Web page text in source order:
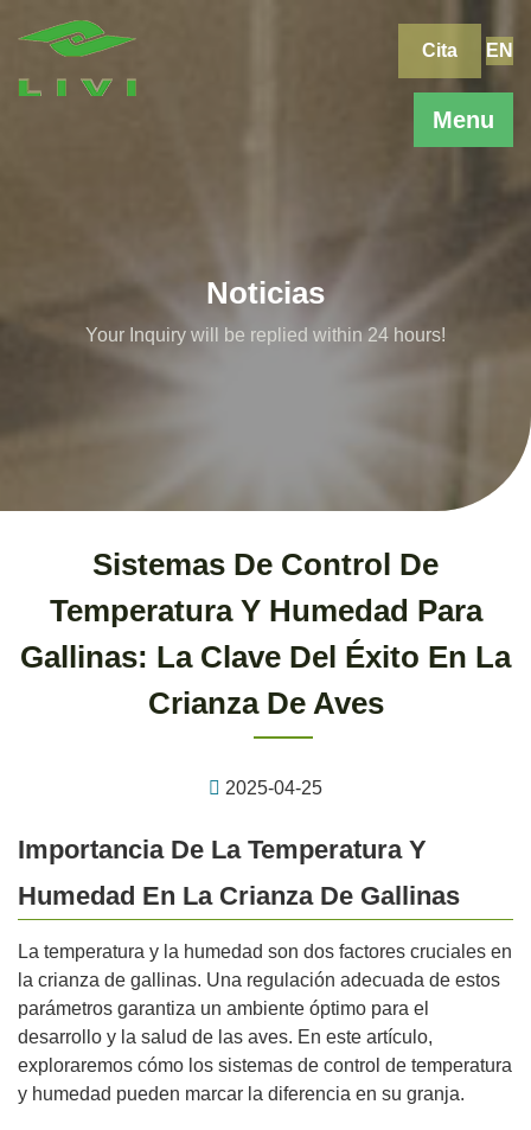
Menu
Cita EN
Noticias
Your Inquiry will be replied within 24 hours!
Sistemas De Control De
Temperatura Y Humedad Para
Gallinas: La Clave Del Éxito En La
Crianza De Aves
2025-04-25
Importancia De La Temperatura Y
Humedad En La Crianza De Gallinas
La temperatura y la humedad son dos factores cruciales en
la crianza de gallinas. Una regulación adecuada de estos
parámetros garantiza un ambiente óptimo para el
desarrollo y la salud de las aves. En este artículo,
exploraremos cómo los sistemas de control de temperatura
y humedad pueden marcar la diferencia en su granja.